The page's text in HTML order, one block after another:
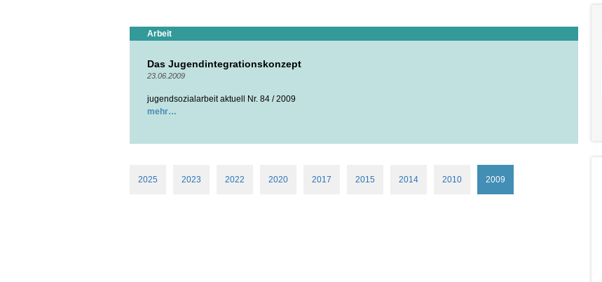
Arbeit
Das Jugendintegrationskonzept
23.06.2009
jugendsozialarbeit aktuell Nr. 84 / 2009
mehr
2025 2023 2022 2020 2017 2015 2014 2010 2009